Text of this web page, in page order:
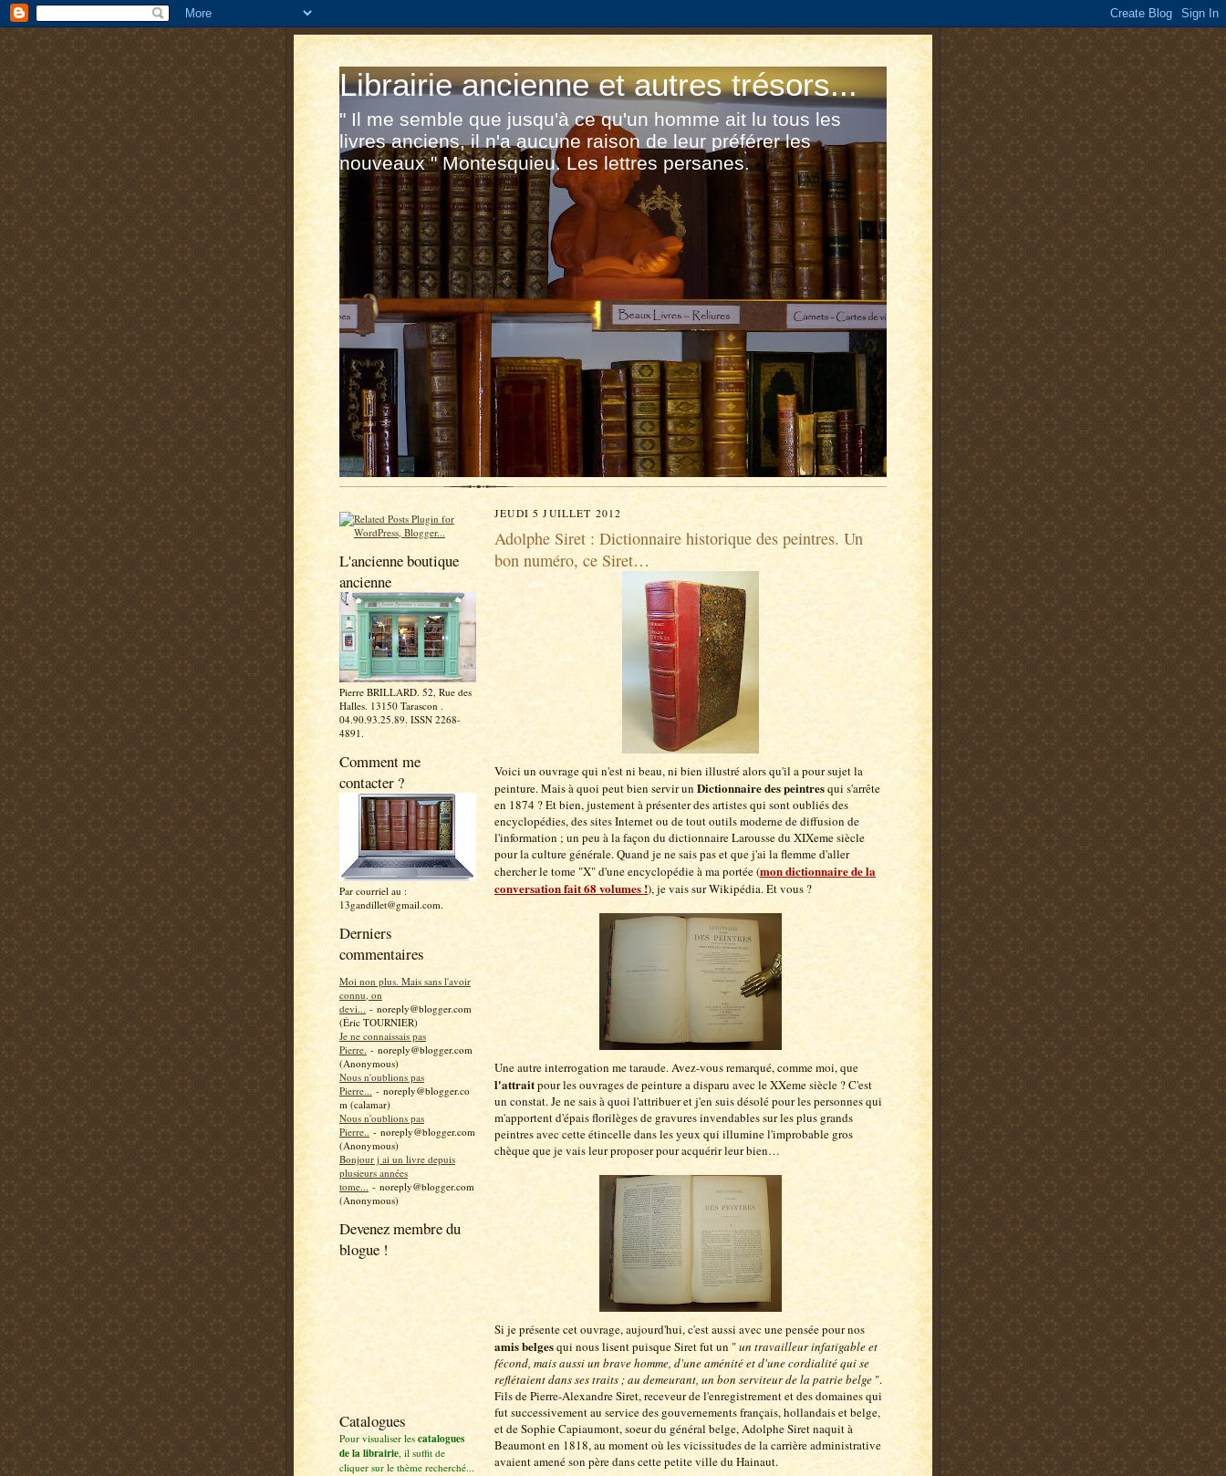
Librairie ancienne et autres trésors...
" Il me semble que jusqu'à ce qu'un homme ait lu tous les
livres anciens, il n'a aucune raison de leur préférer les
nouveaux " Montesquieu. Les lettres persanes.
L'ancienne boutique
ancienne
Pierre BRILLARD. 52, Rue des
Halles. 13150 Tarascon .
04.90.93.25.89. ISSN 2268-
4891.
Comment me
contacter ?
Par courriel au :
13gandillet@gmail.com.
Derniers
commentaires
Moi non plus. Mais sans l'avoir
connu, on
devi... - noreply@blogger.com
(Éric TOURNIER)
Je ne connaissais pas
Pierre. - noreply@blogger.com
(Anonymous)
Nous n'oublions pas
Pierre... - noreply@blogger.co
m (calamar)
Nous n'oublions pas
Pierre.. - noreply@blogger.com
(Anonymous)
Bonjour j ai un livre depuis
plusieurs années
tome... - noreply@blogger.com
(Anonymous)
Devenez membre du
blogue !
Catalogues
Pour visualiser les catalogues
de la librairie, il suffit de
cliquer sur le thème recherché...
JEUDI 5 JUILLET 2012
Adolphe Siret : Dictionnaire historique des peintres. Un
bon numéro, ce Siret…
Voici un ouvrage qui n'est ni beau, ni bien illustré alors qu'il a pour sujet la
peinture. Mais à quoi peut bien servir un Dictionnaire des peintresqui s'arrête
en 1874 ? Et bien, justement à présenter des artistes qui sont oubliés des
encyclopédies, des sites Internet ou de tout outils moderne de diffusion de
l'information ; un peu à la façon du dictionnaire Larousse du XIXeme siècle
pour la culture générale. Quand je ne sais pas et que j'ai la flemme d'aller
chercher le tome "X" d'une encyclopédie à ma portée (mon dictionnaire de la
conversation fait 68 volumes !), je vais sur Wikipédia. Et vous ?
Une autre interrogation me taraude. Avez-vous remarqué, comme moi, que
l'attraitpour les ouvrages de peinture a disparu avec le XXeme siècle ? C'est
un constat. Je ne sais à quoi l'attribuer et j'en suis désolé pour les personnes qui
m'apportent d'épais florilèges de gravures invendables sur les plus grands
peintres avec cette étincelle dans les yeux qui illumine l'improbable gros
chèque que je vais leur proposer pour acquérir leur bien…
Si je présente cet ouvrage, aujourd'hui, c'est aussi avec une pensée pour nos
amis belgesqui nous lisent puisque Siret fut un "un travailleur infatigable et
fécond, mais aussi un brave homme, d'une aménité et d'une cordialité qui se
reflétaient dans ses traits ; au demeurant, un bon serviteur de la patrie belge ".
Fils de Pierre-Alexandre Siret, receveur de l'enregistrement et des domaines qui
fut successivement au service des gouvernements français, hollandais et belge,
et de Sophie Capiaumont, soeur du général belge, Adolphe Siret naquit à
Beaumont en 1818, au moment où les vicissitudes de la carrière administrative
avaient amené son père dans cette petite ville du Hainaut.